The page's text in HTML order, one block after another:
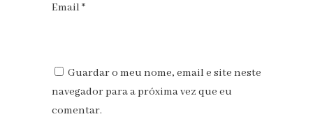
Email *
Guardar o meu nome, email e site neste
navegador para a próxima vez que eu
comentar.